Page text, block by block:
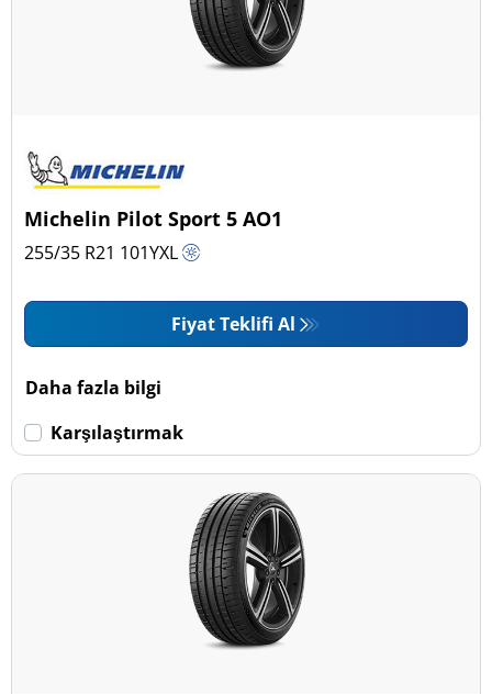
Michelin Pilot Sport 5 AO1
255/35 R21 101YXL
Fiyat Teklifi Al
Daha fazla bilgi
Karşılaştırmak